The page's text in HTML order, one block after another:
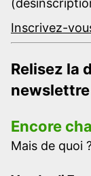
Inscrivez-
Relisez la
newslettre
Encore
Mais de quoi